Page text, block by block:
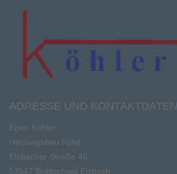
ADRESSE UND KONTAKTDATEN
Egon Köhler
Me|
Elsbacher Straße 45
53547 Breitscheid Elsbach